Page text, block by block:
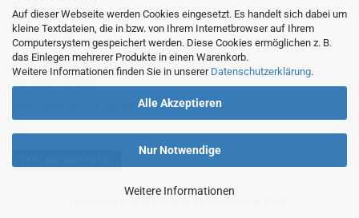
Auf dieser Webseite werden Cookies eingesetzt. Es handelt sich dabei um
kleine Textdateien, die in bzw. von Ihrem Internetbrowser auf Ihrem
Computersystem gespeichert werden. Diese Cookies ermöglichen z. B.
das Einlegen mehrerer Produkte in einen Warenkorb.
Weitere Informationen finden Sie in unserer Datenschutzerklärung.
Alle Akzeptieren
Nur Notwendige
Weitere Informationen
Ladengeschäft::
Regattastr. 66
12527 Berlin
Tel.: 030/67890006
Mobil/WhatsApp: 0176 550 90 773